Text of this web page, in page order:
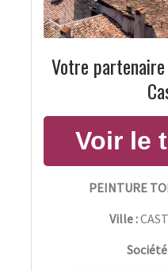
Votre
PEINTURE
Ville :